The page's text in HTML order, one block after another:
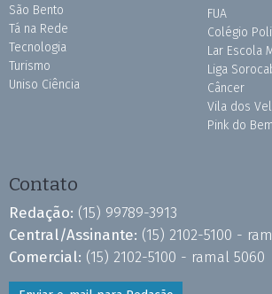
São Bento
Tá na Rede
Tecnologia
Turismo
Uniso Ciência
FUA
Colégio
Lar Escola
Liga
Câncer
Vila dos
Pink do
Contato
Redação: (15) 99789-3913
Central/Assinante: (15) 2102-5100 -
Comercial: (15) 2102-5100 - ramal 5060